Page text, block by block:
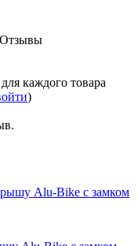
Отзывы
каждого товара
)